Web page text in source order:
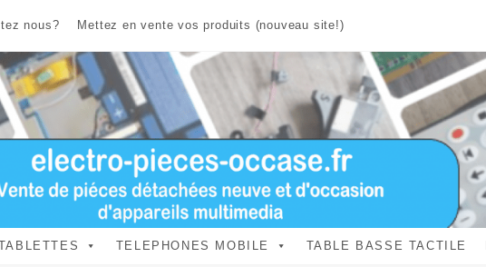
nous? Mettez en vente vos produits (nouveau site!)
TELEPHONES MOBILE TABLE BASSE TACTILE